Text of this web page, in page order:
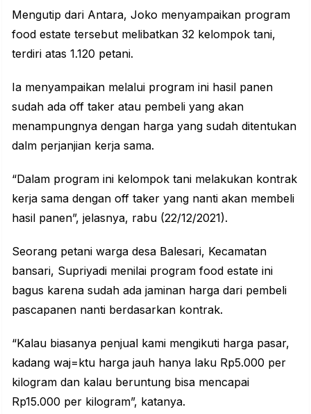
Mengutip dari Antara, Joko menyampaikan program
food estate tersebut melibatkan 32 kelompok tani,
terdiri atas 1.120 petani.
Ia menyampaikan melalui program ini hasil panen
sudah ada off taker atau pembeli yang akan
menampungnya dengan harga yang sudah ditentukan
dalm perjanjian kerja sama.
“Dalam program ini kelompok tani melakukan kontrak
kerja sama dengan off taker yang nanti akan membeli
hasil panen”, jelasnya, rabu (22/12/2021).
Seorang petani warga desa Balesari, Kecamatan
bansari, Supriyadi menilai program food estate ini
bagus karena sudah ada jaminan harga dari pembeli
pascapanen nanti berdasarkan kontrak.
“Kalau biasanya penjual kami mengikuti harga pasar,
kadang waj=ktu harga jauh hanya laku Rp5.000 per
kilogram dan kalau beruntung bisa mencapai
Rp15.000 per kilogram”, katanya.